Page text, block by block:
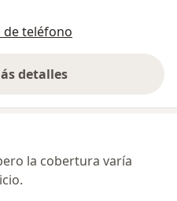
teléfono
detalles
sobre la dirección
la cobertura varía